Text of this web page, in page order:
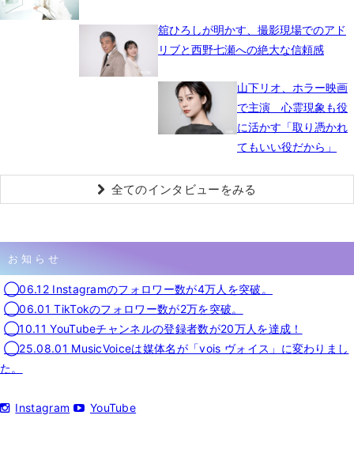
舘ひろしが明かす、撮影現場でのアド
リブと西野七瀬への絶大な信頼感
山下リオ、ホラー映画
で主演 心霊現象も役
に活かす「取り憑かれ
てもいい役だから」
全てのインタビューをみる
お知らせ
◯06.12 Instagramのフォロワー数が4万人を突破。
◯06.01 TikTokのフォロワー数が2万を突破。
◯10.11 YouTubeチャンネルの登録者数が20万人を達成！
◯25.08.01 MusicVoiceは媒体名が「vois ヴォイス」に変わりまし
た。
Instagram YouTube